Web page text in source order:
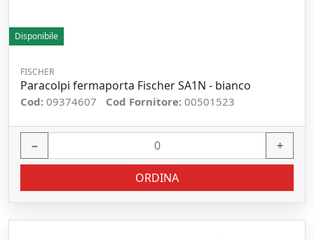
Disponibile
FISCHER
Paracolpi fermaporta Fischer SA1N - bianco
Cod: 09374607 Cod Fornitore: 00501523
− +
ORDINA